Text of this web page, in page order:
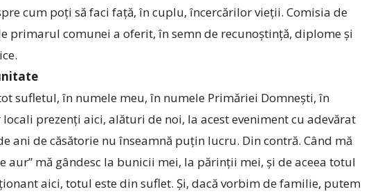
cum poți să faci față, în cuplu, încercărilor vieții. Comisia de
primarul comunei a oferit, în semn de recunoștință, diplome și
sufletul, în numele meu, în numele Primăriei Domnești, în
prezenți aici, alături de noi, la acest eveniment cu adevărat
ani de căsătorie nu înseamnă puțin lucru. Din contră. Când mă
aur” mă gândesc la bunicii mei, la părinții mei, și de aceea totul
aici, totul este din suflet. Și, dacă vorbim de familie, putem